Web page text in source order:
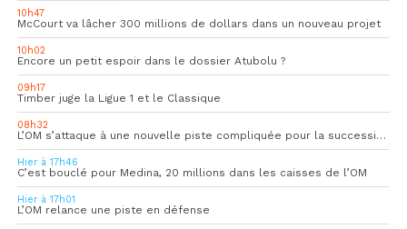
10h47
McCourt va lâcher 300 millions de dollars dans un nouveau projet
10h02
Encore un petit espoir dans le dossier Atubolu ?
09h17
Timber juge la Ligue 1 et le Classique
08h32
L’OM s’attaque à une nouvelle piste compliquée pour la succession de Rulli
Hier à 17h46
C’est bouclé pour Medina, 20 millions dans les caisses de l’OM
Hier à 17h01
L’OM relance une piste en défense